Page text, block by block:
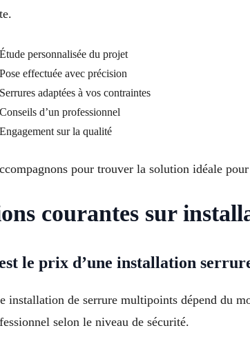
Étude personnalisée du projet
Pose effectuée avec précision
Serrures adaptées à vos contraintes
Conseils d’un professionnel
Engagement sur la qualité
pour trouver la solution idéale
courantes sur
le prix d’une installation
installation de serrure multipoints dépend du
selon le niveau de sécurité.